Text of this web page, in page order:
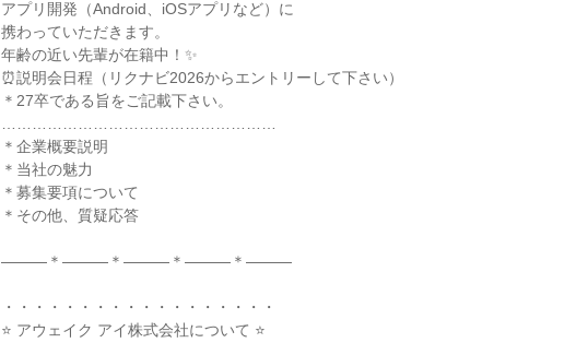
アプリ開発（Android、iOSアプリなど）に
携わっていただきます。
年齢の近い先輩が在籍中！✨
⏰説明会日程（リクナビ2026からエントリーして下さい）
＊27卒である旨をご記載下さい。
＊企業概要説明
＊当社の魅力
＊募集要項について
＊その他、質疑応答
―――＊―――＊―――＊―――＊―――
・・・・・・・・・・・・・・・・・・
⭐ アウェイク アイ株式会社について ⭐